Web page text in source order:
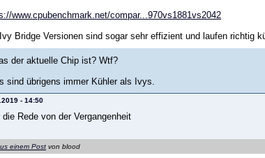
www.cpubenchmark.net/compar...970vs1881vs2042
Bridge Versionen sind sogar sehr effizient und laufen richtig
der aktuelle Chip ist? Wtf?
sind übrigens immer Kühler als Ivys.
- 14:50
die Rede von der Vergangenheit
einem Post von blood